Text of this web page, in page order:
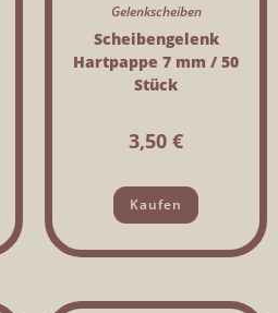
Gelenkscheiben
Scheibengelenk
Hartpappe 7 mm / 50
Stück
3,50 €
Kaufen